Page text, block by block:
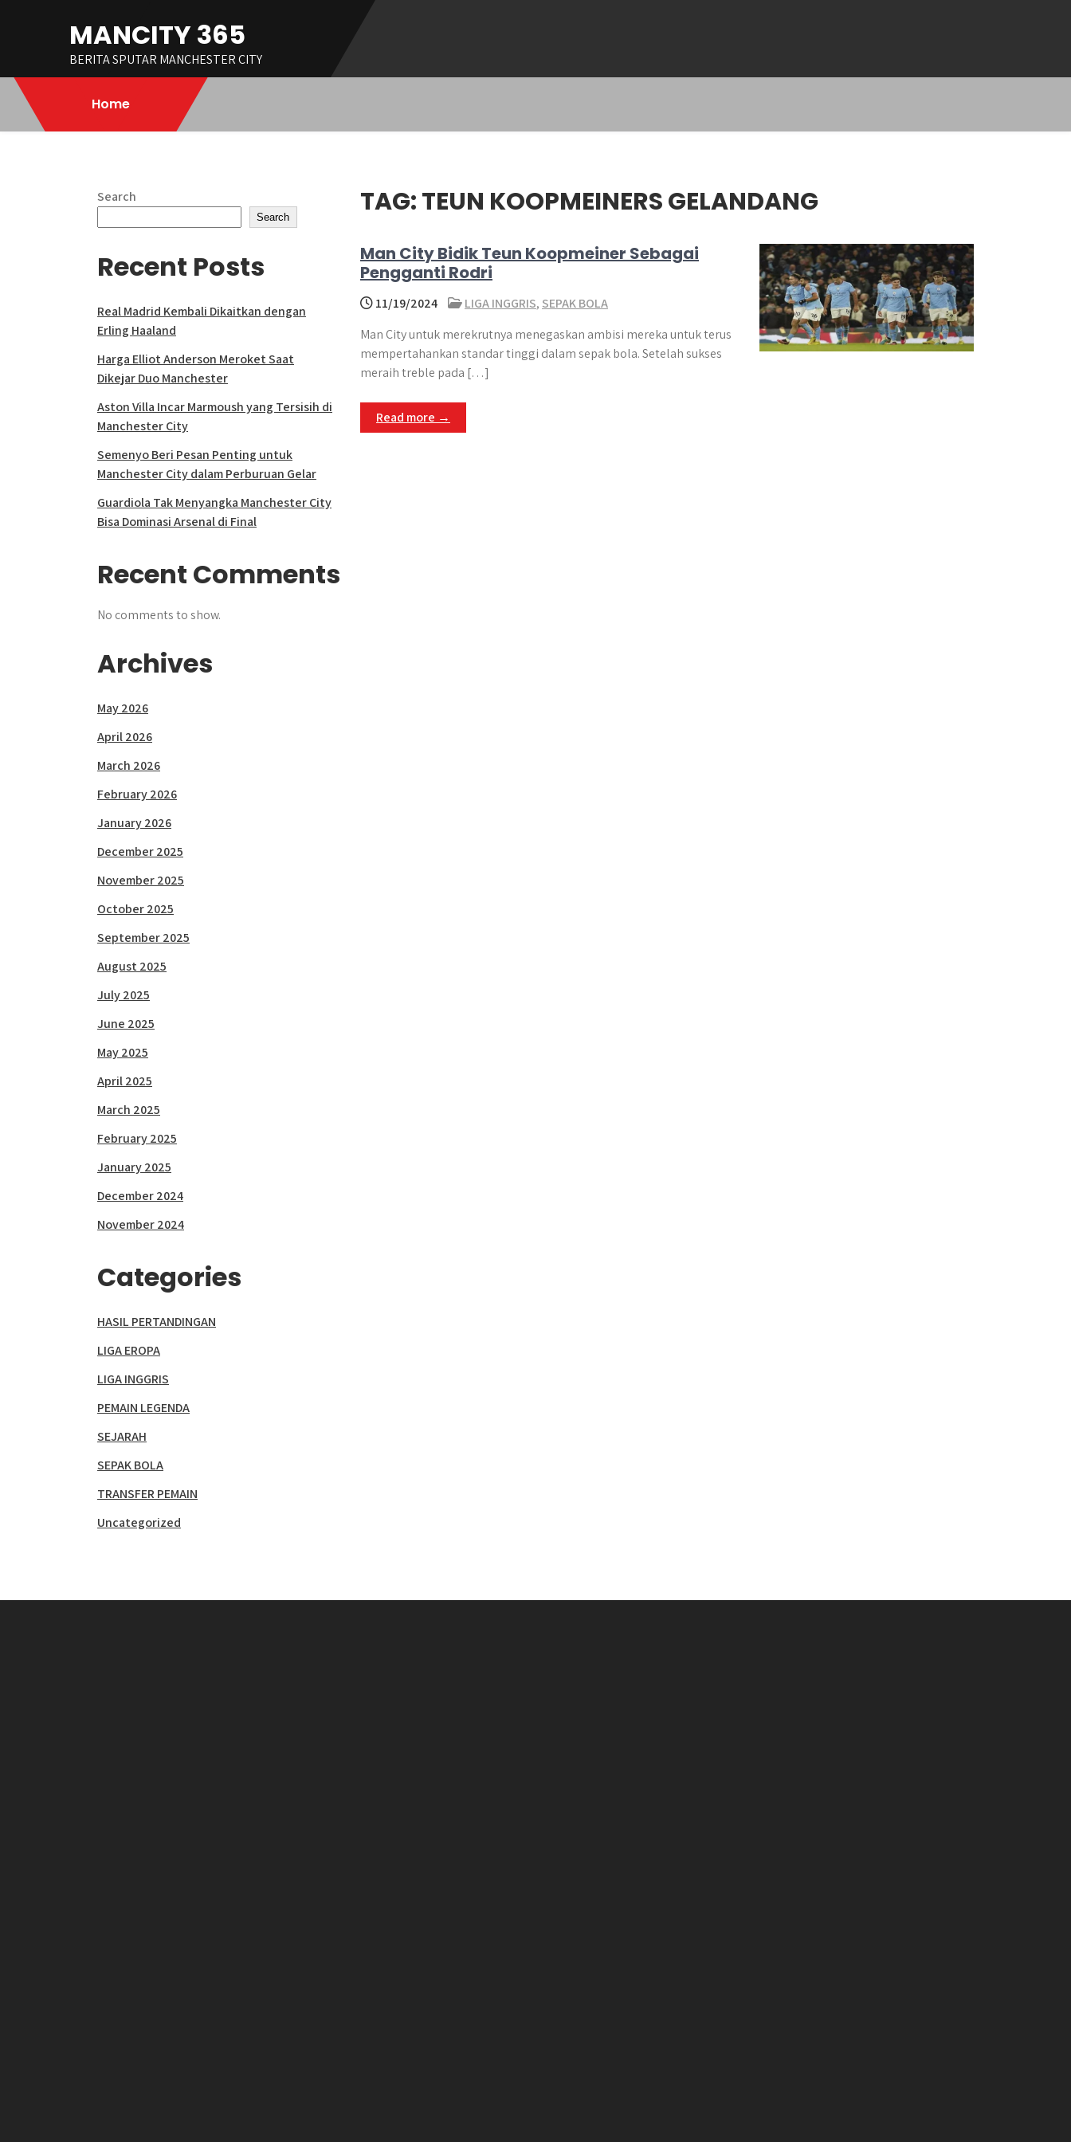
MANCITY 365
BERITA SPUTAR MANCHESTER CITY
Home
TAG:TEUN KOOPMEINERS GELANDANG
Man City Bidik Teun Koopmeiner Sebagai
Pengganti Rodri
11/19/2024 LIGA INGGRIS, SEPAK BOLA
Man City untuk merekrutnya menegaskan ambisi mereka untuk terus
mempertahankan standar tinggi dalam sepak bola. Setelah sukses
meraih treble pada […]
Read more →
Search
Search
Recent Posts
Real Madrid Kembali Dikaitkan dengan
Erling Haaland
Harga Elliot Anderson Meroket Saat
Dikejar Duo Manchester
Aston Villa Incar Marmoush yang Tersisih di
Manchester City
Semenyo Beri Pesan Penting untuk
Manchester City dalam Perburuan Gelar
Guardiola Tak Menyangka Manchester City
Bisa Dominasi Arsenal di Final
Recent Comments
No comments to show.
Archives
May 2026
April 2026
March 2026
February 2026
January 2026
December 2025
November 2025
October 2025
September 2025
August 2025
July 2025
June 2025
May 2025
April 2025
March 2025
February 2025
January 2025
December 2024
November 2024
Categories
HASIL PERTANDINGAN
LIGA EROPA
LIGA INGGRIS
PEMAIN LEGENDA
SEJARAH
SEPAK BOLA
TRANSFER PEMAIN
Uncategorized